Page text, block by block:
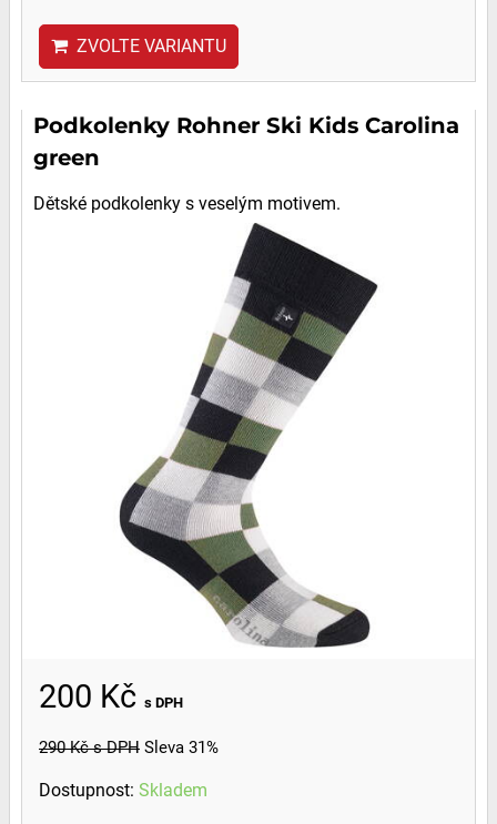
ZVOLTE VARIANTU
Podkolenky Rohner Ski Kids Carolina
green
Dětské podkolenky s veselým motivem.
200 Kč s DPH
290 Kčs DPH Sleva 31%
Dostupnost: Skladem